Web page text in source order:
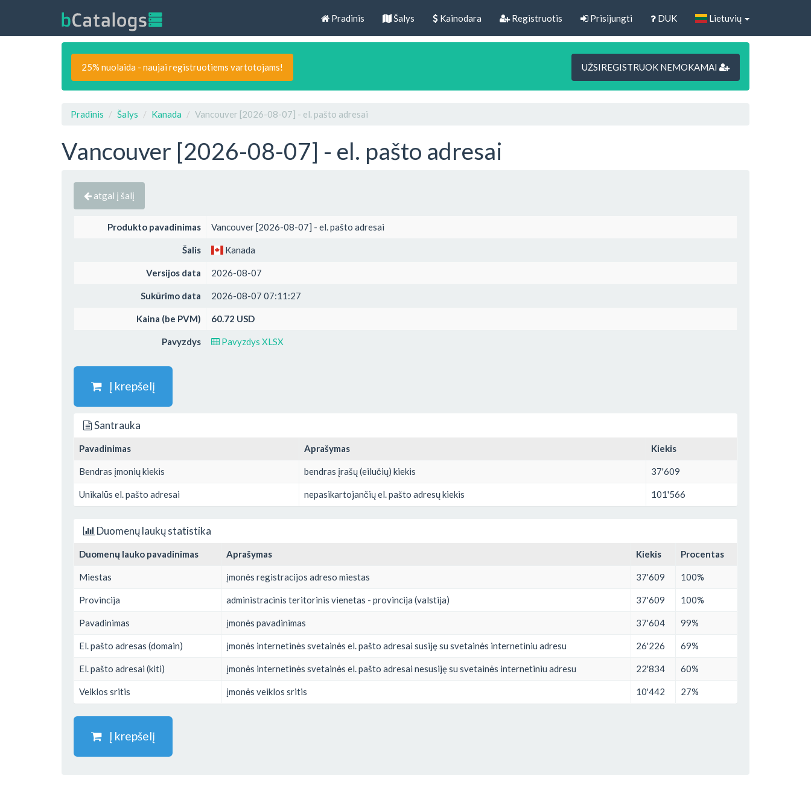
Pradinis Šalys Kainodara Registruotis Prisijungti DUK Lietuvių
25% nuolaida - naujai registruotiems vartotojams! UŽSIREGISTRUOK NEMOKAMAI
Pradinis Šalys Kanada Vancouver [2026-08-07] - el. pašto adresai
Vancouver [2026-08-07] - el. pašto adresai
atgal į šalį
Produkto pavadinimas Vancouver [2026-08-07] - el. pašto adresai
Šalis Kanada
Versijos data 2026-08-07
Sukūrimo data 2026-08-07 07:11:27
Kaina (be PVM) 60.72 USD
Pavyzdys Pavyzdys XLSX
Į krepšelį
Santrauka
Pavadinimas Aprašymas Kiekis
Bendras įmonių kiekis bendras įrašų (eilučių) kiekis 37'609
Unikalūs el. pašto adresai nepasikartojančių el. pašto adresų kiekis 101'566
Duomenų laukų statistika
Duomenų lauko pavadinimas Aprašymas Kiekis Procentas
Miestas įmonės registracijos adreso miestas 37'609 100%
Provincija administracinis teritorinis vienetas - provincija (valstija) 37'609 100%
Pavadinimas įmonės pavadinimas 37'604 99%
El. pašto adresas (domain) įmonės internetinės svetainės el. pašto adresai susiję su svetainės internetiniu adresu 26'226 69%
El. pašto adresai (kiti) įmonės internetinės svetainės el. pašto adresai nesusiję su svetainės internetiniu adresu 22'834 60%
Veiklos sritis įmonės veiklos sritis 10'442 27%
Į krepšelį